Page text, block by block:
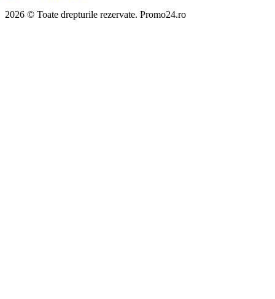
2026 © Toate drepturile rezervate. Promo24.ro